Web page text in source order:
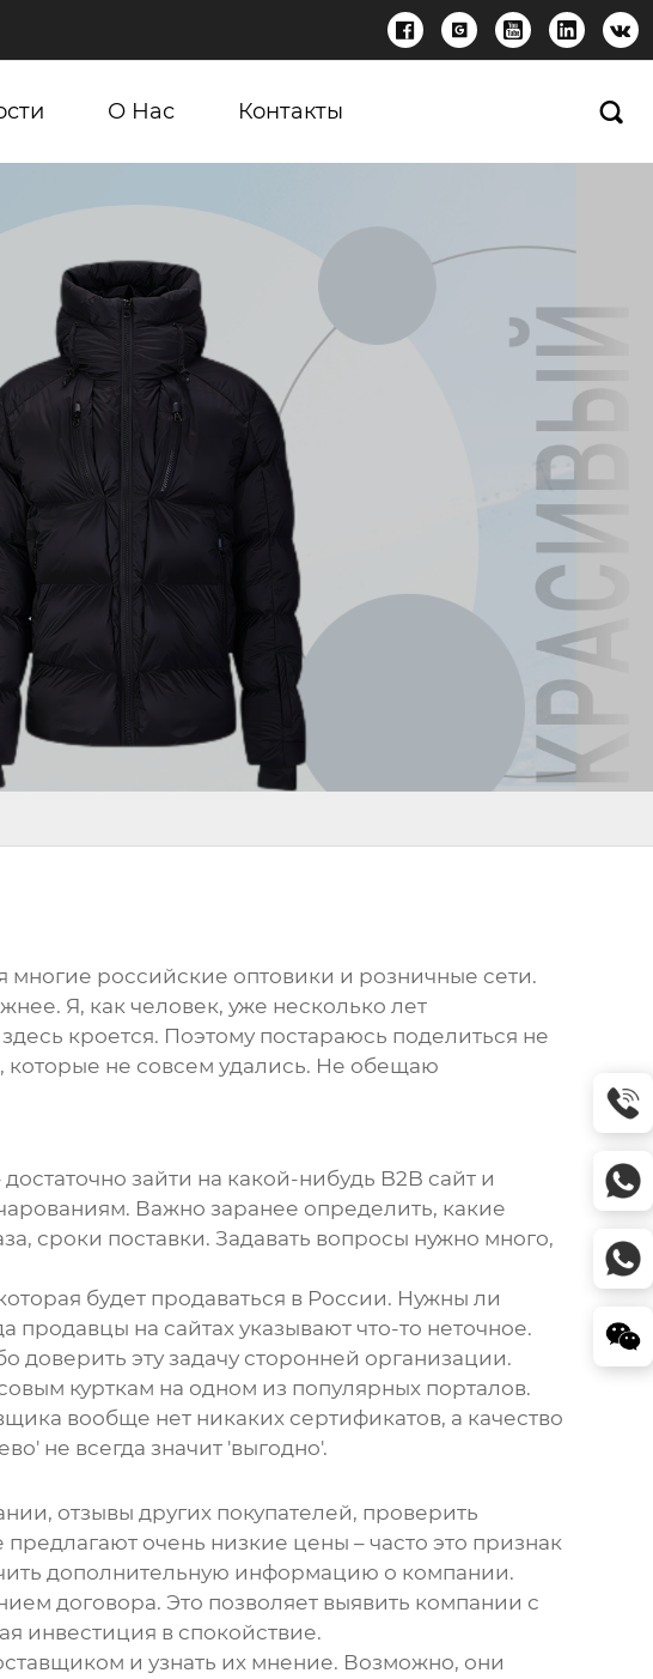
    
О Нас Контакты 
многие российские оптовики и розничные сети.
Я, как человек, уже несколько лет
кроется. Поэтому постараюсь поделиться не
не совсем удались. Не обещаю
зайти на какой-нибудь B2B сайт и
Важно заранее определить, какие
сроки поставки. Задавать вопросы нужно много,
будет продаваться в России. Нужны ли
на сайтах указывают что-то неточное.
эту задачу сторонней организации.
курткам на одном из популярных порталов.
вообще нет никаких сертификатов, а качество
не всегда значит 'выгодно'.
отзывы других покупателей, проверить
очень низкие цены – часто это признак
дополнительную информацию о компании.
договора. Это позволяет выявить компании с
инвестиция в спокойствие.
и узнать их мнение. Возможно, они